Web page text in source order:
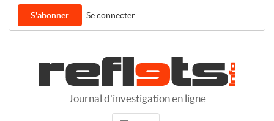
S'abonner Se connecter
Journal d'investigation en ligne